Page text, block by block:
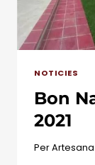
NOTICIES
Bon
2021
Per